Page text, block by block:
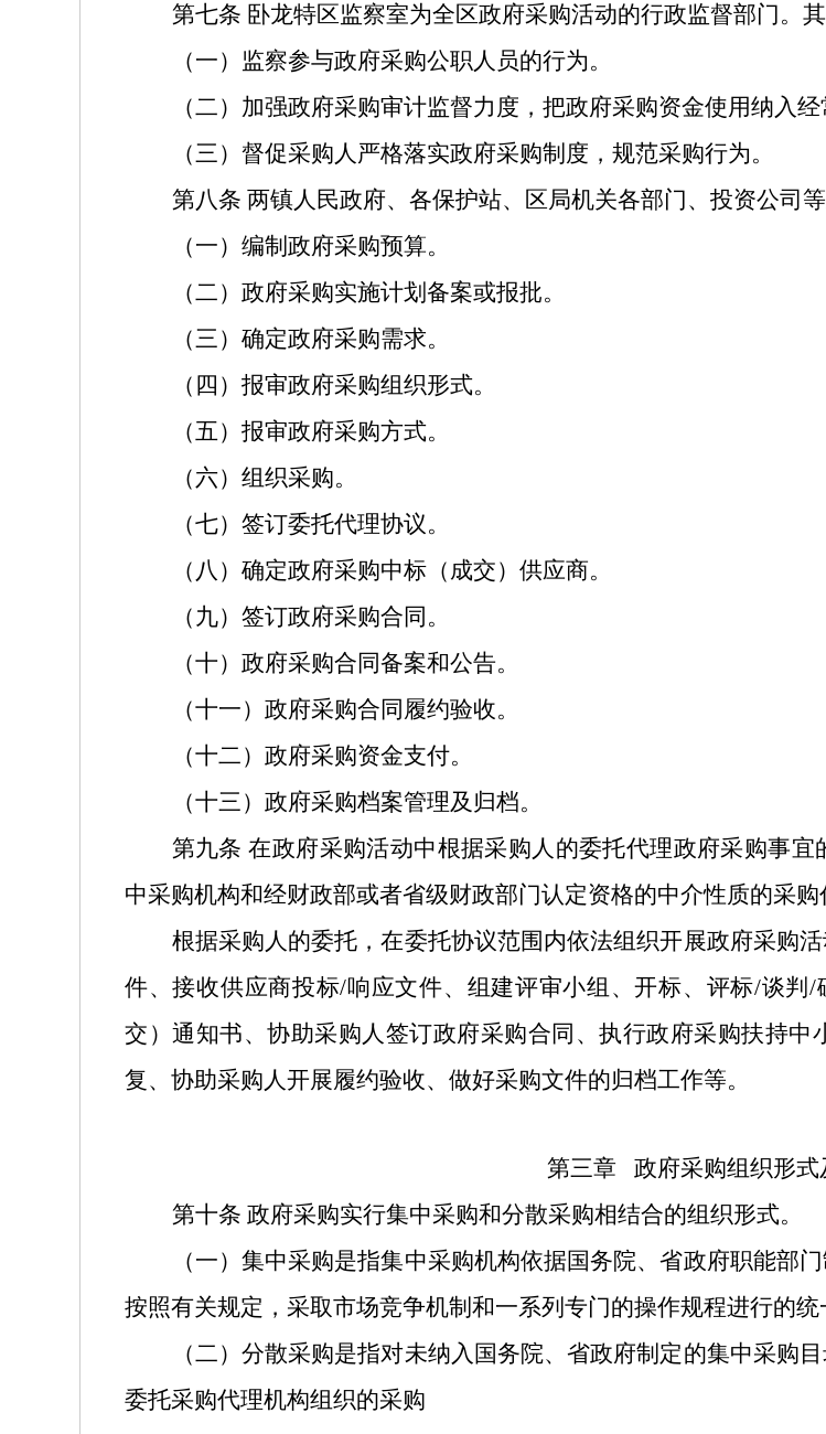
第七条 卧龙特区监察室为全区政府采购活动的行政监督部门。
（一）监察参与政府采购公职人员的行为。
（二）加强政府采购审计监督力度，把政府采购资金使用纳入经
（三）督促采购人严格落实政府采购制度，规范采购行为。
第八条 两镇人民政府、各保护站、区局机关各部门、投资公司
（一）编制政府采购预算。
（二）政府采购实施计划备案或报批。
（三）确定政府采购需求。
（四）报审政府采购组织形式。
（五）报审政府采购方式。
（六）组织采购。
（七）签订委托代理协议。
（八）确定政府采购中标（成交）供应商。
（九）签订政府采购合同。
（十）政府采购合同备案和公告。
（十一）政府采购合同履约验收。
（十二）政府采购资金支付。
（十三）政府采购档案管理及归档。
第九条 在政府采购活动中根据采购人的委托代理政府采购事
中采购机构和经财政部或者省级财政部门认定资格的中介性质的采
根据采购人的委托，在委托协议范围内依法组织开展政府采购
件、接收供应商投标/响应文件、组建评审小组、开标、评标/谈判/
交）通知书、协助采购人签订政府采购合同、执行政府采购扶持
复、协助采购人开展履约验收、做好采购文件的归档工作等。
第三章
政府采购组织形式
第十条 政府采购实行集中采购和分散采购相结合的组织形式。
（一）集中采购是指集中采购机构依据国务院、省政府职能部
按照有关规定，采取市场竞争机制和一系列专门的操作规程进行的统
（二）分散采购是指对未纳入国务院、省政府制定的集中采购
委托采购代理机构组织的采购